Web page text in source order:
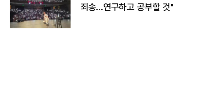
죄송…연구하고 공부할 것"